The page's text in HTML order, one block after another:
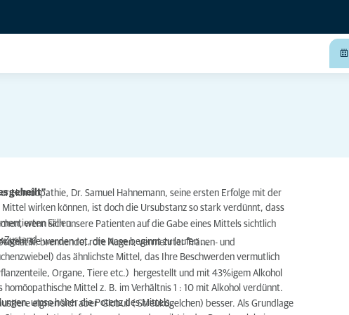
geheilt".
Homöopathie, Dr. Samuel Hahnemann, seine ersten Erfolge mit der
wirken können, ist doch die Ursubstanz so stark verdünnt, dass
Fällen.
wenn sich unsere Patienten auf die Gabe eines Mittels sichtlich
Zustandsie werden rot, die Nase beginnt zu laufen ...
brennende, rote Augen, vermehrter Tränen- und
das ähnlichste Mittel, das Ihre Beschwerden vermutlich
Organe, Tiere etc.) hergestellt und mit 43%igem Alkohol
Mittel z. B. im Verhältnis 1 : 10 mit Alkohol verdünnt.
umso höher die Potenz des Mittels.
eignen sich aber Globuli ( Streukügelchen) besser. Als Grundlage